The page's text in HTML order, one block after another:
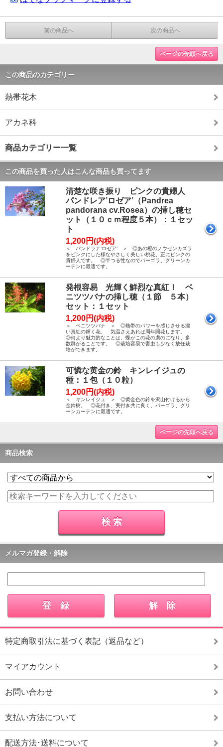
前の商品へ 次の商品へ
ページの先頭へ戻る
この商品のカテゴリー
熱帯花木
アカネ科
商品カテゴリー一覧
この商品を買った人はこんな商品も買ってます
清楚な咲き振り ピンクの貴婦人
パンドレア’ロゼア’（Pandrea
pandorana cv.Rosea）の挿し穂セ
ット（１０ｃｍ程度５本）：１セッ
ト
1,200円(内税)
＜ パンドラナ’ロゼア’ ＞ ◎あの橙のノウゼンカズラ
をピンクにした様なやさしく美しい桃花、正にピンクの
貴婦人です。 ◎半つる性なのでパーゴラ、グリーンカ
ーテンに最適です。
発根容易 光輝く鮮烈な真紅！ ベ
ニツツバナの挿し穂（１節 ５本）
セット：１セット
1,200円(内税)
＜ ベニツツバナ ＞ ◎熱帯のパワーを感じさせる濃
い真紅の輝く花、 気温さえあれば周年開花します。
◎何より魅力的なことは、蝶がこの花の虜のになり、多
数群がることです。 ◎栽培容易で害虫も少なく放任栽
培ができます。
可憐な黄金の鈴 キンレイジュの
種：１包（１０粒）
1,200円(内税)
＜ キンレイジュ ＞ ◎黄金色の鈴を沢山付けるから
金鈴樹。 ◎花付き、実付き共に良く、パーゴラ、グリ
ーンカーテンに最適です。
ページの先頭へ戻る
商品検索
メルマガ登録・解除
特定商取引法に基づく表記（返品など）
マイアカウント
お問い合わせ
支払い方法について
配送方法･送料について